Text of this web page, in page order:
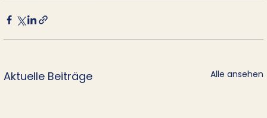
Aktuelle Beiträge Alle ansehen